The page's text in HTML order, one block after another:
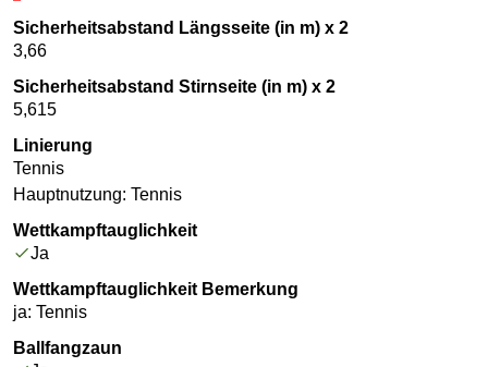
Sicherheitsabstand Längsseite (in m) x 2
3,66
Sicherheitsabstand Stirnseite (in m) x 2
5,615
Linierung
Tennis
Hauptnutzung: Tennis
Wettkampftauglichkeit
Ja
Wettkampftauglichkeit Bemerkung
ja: Tennis
Ballfangzaun